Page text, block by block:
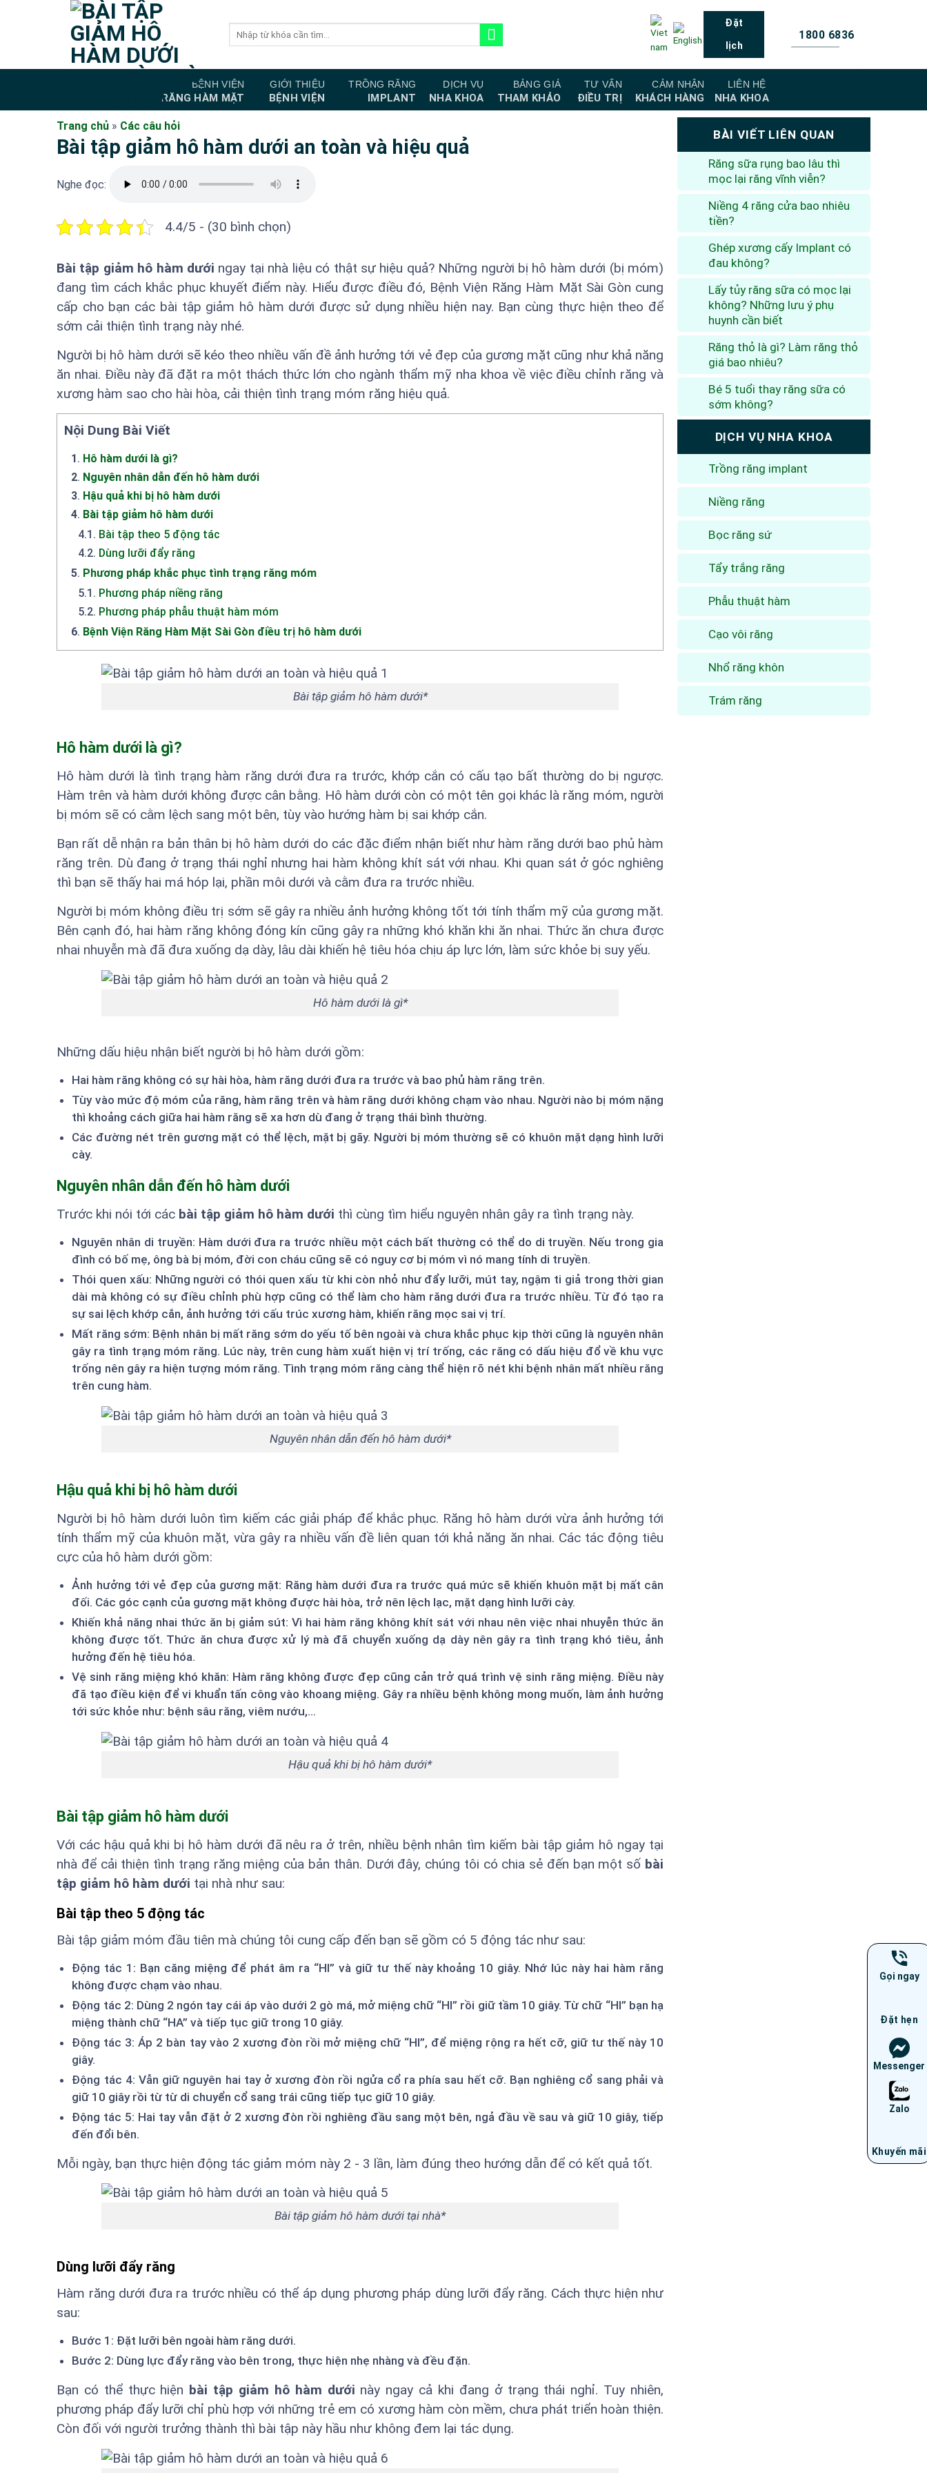
Đặt
lịch
1800 6836
BỆNH VIỆN
RĂNG HÀM MẶT
GIỚI THIỆU
BỆNH VIỆN
TRỒNG RĂNG
IMPLANT
DỊCH VỤ
NHA KHOA
BẢNG GIÁ
THAM KHẢO
TƯ VẤN
ĐIỀU TRỊ
CẢM NHẬN
KHÁCH HÀNG
LIÊN HỆ
NHA KHOA
Trang chủ » Các câu hỏi
Bài tập giảm hô hàm dưới an toàn và hiệu quả
Nghe đọc:
4.4/5 - (30 bình chọn)
Bài tập giảm hô hàm dưới ngay tại nhà liệu có thật sự hiệu quả? Những người bị hô hàm dưới (bị móm)
đang tìm cách khắc phục khuyết điểm này. Hiểu được điều đó, Bệnh Viện Răng Hàm Mặt Sài Gòn cung
cấp cho bạn các bài tập giảm hô hàm dưới được sử dụng nhiều hiện nay. Bạn cùng thực hiện theo để
sớm cải thiện tình trạng này nhé.
Người bị hô hàm dưới sẽ kéo theo nhiều vấn đề ảnh hưởng tới vẻ đẹp của gương mặt cũng như khả năng
ăn nhai. Điều này đã đặt ra một thách thức lớn cho ngành thẩm mỹ nha khoa về việc điều chỉnh răng và
xương hàm sao cho hài hòa, cải thiện tình trạng móm răng hiệu quả.
Nội Dung Bài Viết
1. Hô hàm dưới là gì?
2. Nguyên nhân dẫn đến hô hàm dưới
3. Hậu quả khi bị hô hàm dưới
4. Bài tập giảm hô hàm dưới
4.1 . Bài tập theo 5 động tác
4.2. Dùng lưỡi đẩy răng
5. Phương pháp khắc phục tình trạng răng móm
5.1 . Phương pháp niềng răng
5.2. Phương pháp phẫu thuật hàm móm
6. Bệnh Viện Răng Hàm Mặt Sài Gòn điều trị hô hàm dưới
Bài tập giảm hô hàm dưới*
Hô hàm dưới là gì?
Hô hàm dưới là tình trạng hàm răng dưới đưa ra trước, khớp cắn có cấu tạo bất thường do bị ngược.
Hàm trên và hàm dưới không được cân bằng. Hô hàm dưới còn có một tên gọi khác là răng móm, người
bị móm sẽ có cằm lệch sang một bên, tùy vào hướng hàm bị sai khớp cắn.
Bạn rất dễ nhận ra bản thân bị hô hàm dưới do các đặc điểm nhận biết như hàm răng dưới bao phủ hàm
răng trên. Dù đang ở trạng thái nghỉ nhưng hai hàm không khít sát với nhau. Khi quan sát ở góc nghiêng
thì bạn sẽ thấy hai má hóp lại, phần môi dưới và cằm đưa ra trước nhiều.
Người bị móm không điều trị sớm sẽ gây ra nhiều ảnh hưởng không tốt tới tính thẩm mỹ của gương mặt.
Bên cạnh đó, hai hàm răng không đóng kín cũng gây ra những khó khăn khi ăn nhai. Thức ăn chưa được
nhai nhuyễn mà đã đưa xuống dạ dày, lâu dài khiến hệ tiêu hóa chịu áp lực lớn, làm sức khỏe bị suy yếu.
Hô hàm dưới là gì*
Những dấu hiệu nhận biết người bị hô hàm dưới gồm:
Hai hàm răng không có sự hài hòa, hàm răng dưới đưa ra trước và bao phủ hàm răng trên.
Tùy vào mức độ móm của răng, hàm răng trên và hàm răng dưới không chạm vào nhau. Người nào bị móm nặng
thì khoảng cách giữa hai hàm răng sẽ xa hơn dù đang ở trạng thái bình thường.
Các đường nét trên gương mặt có thể lệch, mặt bị gãy. Người bị móm thường sẽ có khuôn mặt dạng hình lưỡi
cày.
Nguyên nhân dẫn đến hô hàm dưới
Trước khi nói tới các bài tập giảm hô hàm dưới thì cùng tìm hiểu nguyên nhân gây ra tình trạng này.
Nguyên nhân di truyền: Hàm dưới đưa ra trước nhiều một cách bất thường có thể do di truyền. Nếu trong gia
đình có bố mẹ, ông bà bị móm, đời con cháu cũng sẽ có nguy cơ bị móm vì nó mang tính di truyền.
Thói quen xấu: Những người có thói quen xấu từ khi còn nhỏ như đẩy lưỡi, mút tay, ngậm ti giả trong thời gian
dài mà không có sự điều chỉnh phù hợp cũng có thể làm cho hàm răng dưới đưa ra trước nhiều. Từ đó tạo ra
sự sai lệch khớp cắn, ảnh hưởng tới cấu trúc xương hàm, khiến răng mọc sai vị trí.
Mất răng sớm: Bệnh nhân bị mất răng sớm do yếu tố bên ngoài và chưa khắc phục kịp thời cũng là nguyên nhân
gây ra tình trạng móm răng. Lúc này, trên cung hàm xuất hiện vị trí trống, các răng có dấu hiệu đổ về khu vực
trống nên gây ra hiện tượng móm răng. Tình trạng móm răng càng thể hiện rõ nét khi bệnh nhân mất nhiều răng
trên cung hàm.
Nguyên nhân dẫn đến hô hàm dưới*
Hậu quả khi bị hô hàm dưới
Người bị hô hàm dưới luôn tìm kiếm các giải pháp để khắc phục. Răng hô hàm dưới vừa ảnh hưởng tới
tính thẩm mỹ của khuôn mặt, vừa gây ra nhiều vấn đề liên quan tới khả năng ăn nhai. Các tác động tiêu
cực của hô hàm dưới gồm:
Ảnh hưởng tới vẻ đẹp của gương mặt: Răng hàm dưới đưa ra trước quá mức sẽ khiến khuôn mặt bị mất cân
đối. Các góc cạnh của gương mặt không được hài hòa, trở nên lệch lạc, mặt dạng hình lưỡi cày.
Khiến khả năng nhai thức ăn bị giảm sút: Vì hai hàm răng không khít sát với nhau nên việc nhai nhuyễn thức ăn
không được tốt. Thức ăn chưa được xử lý mà đã chuyển xuống dạ dày nên gây ra tình trạng khó tiêu, ảnh
hưởng đến hệ tiêu hóa.
Vệ sinh răng miệng khó khăn: Hàm răng không được đẹp cũng cản trở quá trình vệ sinh răng miệng. Điều này
đã tạo điều kiện để vi khuẩn tấn công vào khoang miệng. Gây ra nhiều bệnh không mong muốn, làm ảnh hưởng
tới sức khỏe như: bệnh sâu răng, viêm nướu,...
Hậu quả khi bị hô hàm dưới*
Bài tập giảm hô hàm dưới
Với các hậu quả khi bị hô hàm dưới đã nêu ra ở trên, nhiều bệnh nhân tìm kiếm bài tập giảm hô ngay tại
nhà để cải thiện tình trạng răng miệng của bản thân. Dưới đây, chúng tôi có chia sẻ đến bạn một số bài
tập giảm hô hàm dưới tại nhà như sau:
Bài tập theo 5 động tác
Bài tập giảm móm đầu tiên mà chúng tôi cung cấp đến bạn sẽ gồm có 5 động tác như sau:
Động tác 1: Bạn căng miệng để phát âm ra “HI” và giữ tư thế này khoảng 10 giây. Nhớ lúc này hai hàm răng
không được chạm vào nhau.
Động tác 2: Dùng 2 ngón tay cái áp vào dưới 2 gò má, mở miệng chữ “HI” rồi giữ tầm 10 giây. Từ chữ “HI” bạn hạ
miệng thành chữ “HA” và tiếp tục giữ trong 10 giây.
Động tác 3: Áp 2 bàn tay vào 2 xương đòn rồi mở miệng chữ “HI”, để miệng rộng ra hết cỡ, giữ tư thế này 10
giây.
Động tác 4: Vẫn giữ nguyên hai tay ở xương đòn rồi ngửa cổ ra phía sau hết cỡ. Bạn nghiêng cổ sang phải và
giữ 10 giây rồi từ từ di chuyển cổ sang trái cũng tiếp tục giữ 10 giây.
Động tác 5: Hai tay vẫn đặt ở 2 xương đòn rồi nghiêng đầu sang một bên, ngả đầu về sau và giữ 10 giây, tiếp
đến đổi bên.
Mỗi ngày, bạn thực hiện động tác giảm móm này 2 - 3 lần, làm đúng theo hướng dẫn để có kết quả tốt.
Bài tập giảm hô hàm dưới tại nhà*
Dùng lưỡi đẩy răng
Hàm răng dưới đưa ra trước nhiều có thể áp dụng phương pháp dùng lưỡi đẩy răng. Cách thực hiện như
sau:
Bước 1: Đặt lưỡi bên ngoài hàm răng dưới.
Bước 2: Dùng lực đẩy răng vào bên trong, thực hiện nhẹ nhàng và đều đặn.
Bạn có thể thực hiện bài tập giảm hô hàm dưới này ngay cả khi đang ở trạng thái nghỉ. Tuy nhiên,
phương pháp đẩy lưỡi chỉ phù hợp với những trẻ em có xương hàm còn mềm, chưa phát triển hoàn thiện.
Còn đối với người trưởng thành thì bài tập này hầu như không đem lại tác dụng.
BÀI VIẾT LIÊN QUAN
Răng sữa rụng bao lâu thì
mọc lại răng vĩnh viễn?
Niềng 4 răng cửa bao nhiêu
tiền?
Ghép xương cấy Implant có
đau không?
Lấy tủy răng sữa có mọc lại
không? Những lưu ý phụ
huynh cần biết
Răng thỏ là gì? Làm răng thỏ
giá bao nhiêu?
Bé 5 tuổi thay răng sữa có
sớm không?
DỊCH VỤ NHA KHOA
Trồng răng implant
Niềng răng
Bọc răng sứ
Tẩy trắng răng
Phẫu thuật hàm
Cạo vôi răng
Nhổ răng khôn
Trám răng
Gọi ngay
Đặt hẹn
Messenger
Zalo
Khuyến mãi